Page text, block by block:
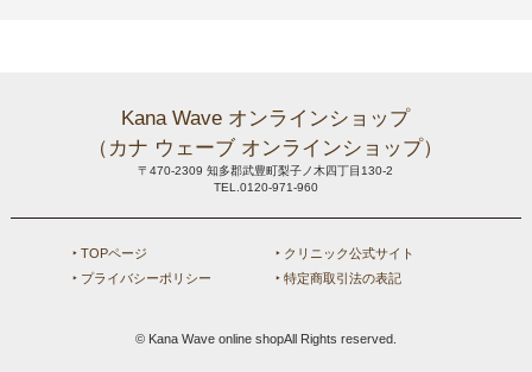
Kana Wave オンラインショップ
（カナ ウェーブ オンラインショップ）
〒470-2309 知多郡武豊町梨子ノ木四丁目130-2
TEL.0120-971-960
‣ TOPページ
‣ クリニック公式サイト
‣ プライバシーポリシー
‣ 特定商取引法の表記
© Kana Wave online shopAll Rights reserved.